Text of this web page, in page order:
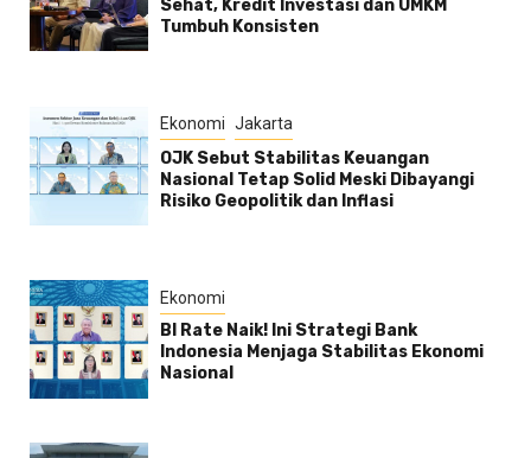
Sehat, Kredit Investasi dan UMKM
Tumbuh Konsisten
Ekonomi Jakarta
OJK Sebut Stabilitas Keuangan
Nasional Tetap Solid Meski Dibayangi
Risiko Geopolitik dan Inflasi
Ekonomi
BI Rate Naik! Ini Strategi Bank
Indonesia Menjaga Stabilitas Ekonomi
Nasional